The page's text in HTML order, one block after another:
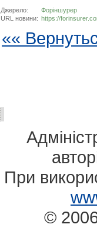
Джерело:
Форіншурер
URL новини: https://
««
При
©